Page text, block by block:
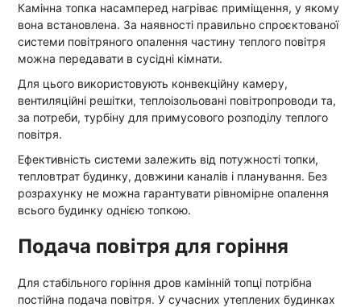
Камінна топка насамперед нагріває приміщення, у якому
вона встановлена. За наявності правильно спроєктованої
системи повітряного опалення частину теплого повітря
можна передавати в сусідні кімнати.
Для цього використовують конвекційну камеру,
вентиляційні решітки, теплоізольовані повітропроводи та,
за потреби, турбіну для примусового розподілу теплого
повітря.
Ефективність системи залежить від потужності топки,
тепловтрат будинку, довжини каналів і планування. Без
розрахунку не можна гарантувати рівномірне опалення
всього будинку однією топкою.
Подача повітря для горіння
Для стабільного горіння дров камінній топці потрібна
постійна подача повітря. У сучасних утеплених будинках